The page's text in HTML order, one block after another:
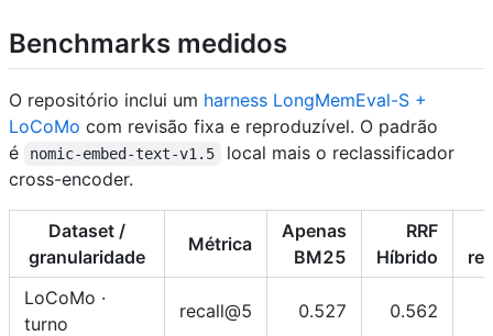
Benchmarks medidos
O repositório inclui um harness LongMemEval-S +
LoCoMo com revisão fixa e reproduzível. O padrão
é
nomic-embed-text-v1.5
local mais o reclassificador
cross-encoder.
Dataset /
granularidade
Métrica
Apenas
BM25
RRF
Híbrido
LoCoMo ·
turno
recall@5 0.527 0.562